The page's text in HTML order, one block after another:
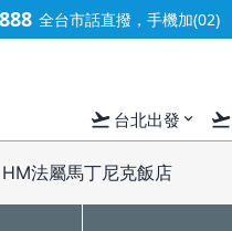
全台市話直撥，手機加(02)
flight_takeoff 台北出發 expand_more flight_takeoff
HM法屬馬丁尼克飯店